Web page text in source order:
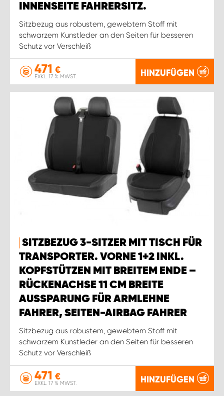
INNENSEITE FAHRERSITZ.
Sitzbezug aus robustem, gewebtem Stoff mit
schwarzem Kunstleder an den Seiten für besseren
Schutz vor Verschleiß
471 €
EXKL. 17 % MWST. HINZUFÜGEN
SITZBEZUG 3-SITZER MIT TISCH FÜR
TRANSPORTER. VORNE 1+2 INKL.
KOPFSTÜTZEN MIT BREITEM ENDE –
RÜCKENACHSE 11 CM BREITE
AUSSPARUNG FÜR ARMLEHNE
FAHRER, SEITEN-AIRBAG FAHRER
Sitzbezug aus robustem, gewebtem Stoff mit
schwarzem Kunstleder an den Seiten für besseren
Schutz vor Verschleiß
471 €
EXKL. 17 % MWST. HINZUFÜGEN